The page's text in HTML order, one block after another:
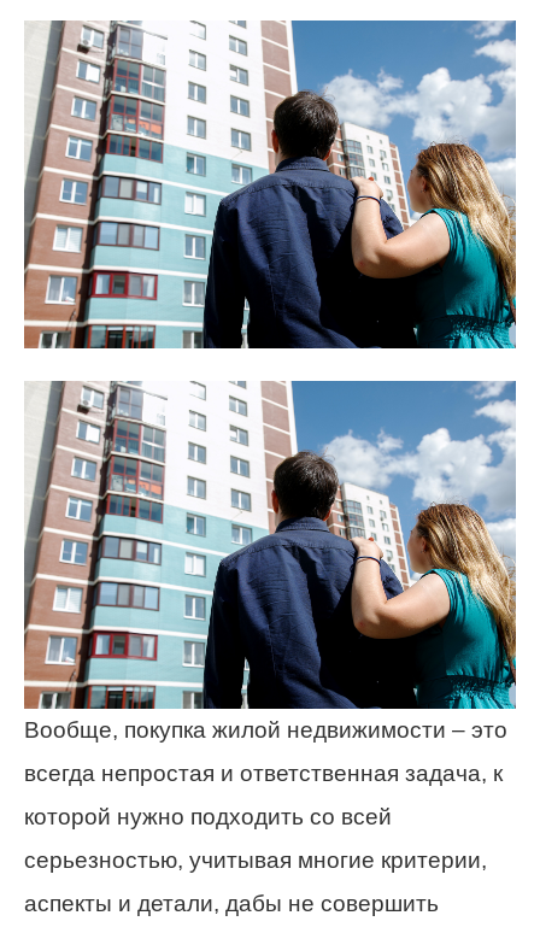
Вообще, покупка жилой недвижимости – это
всегда непростая и ответственная задача, к
которой нужно подходить со всей
серьезностью, учитывая многие критерии,
аспекты и детали, дабы не совершить